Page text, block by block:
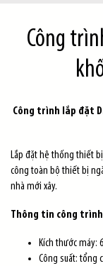
Công
Công trình lắp đặt
Lắp đặt hệ thống thiết
công toàn bộ thiết bị
nhà mới xây.
Thông tin công
Kích thước máy:
Công suất: tổng